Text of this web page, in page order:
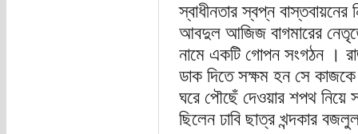
স্বাধীনতার স্বপ্ন
আবদুল আজিজ বাগমারের
নামে একটি গোপন সংগঠন ।
ডাক দিতে সক্ষম হন সে কাজকে
ঘরে পৌছেঁ দেওয়ার শপথ নিয়ে
ছিলেন ঢাবি ছাত্র খন্দকার